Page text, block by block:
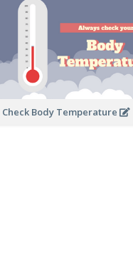
Check Body Temperature